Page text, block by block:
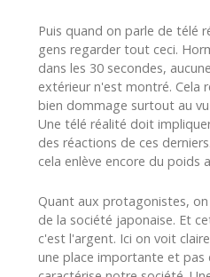
Puis quand on parle de télé
gens regarder tout ceci.
dans les 30 secondes,
extérieur n'est montré. Cela
bien dommage surtout au
Une télé réalité doit
des réactions de ces
cela enlève encore du poids
Quant aux protagonistes,
de la société japonaise. Et
c'est l'argent. Ici on voit
une place importante et pas